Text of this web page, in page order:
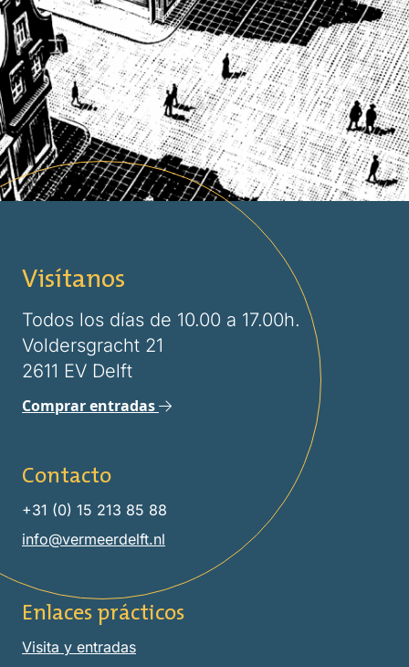
Visítanos
Todos los días de 10.00 a 17.00h.
Voldersgracht 21
2611 EV Delft
Comprar entradas
Contacto
+31 (0) 15 213 85 88
info@vermeerdelft.nl
Enlaces prácticos
Visita y entradas